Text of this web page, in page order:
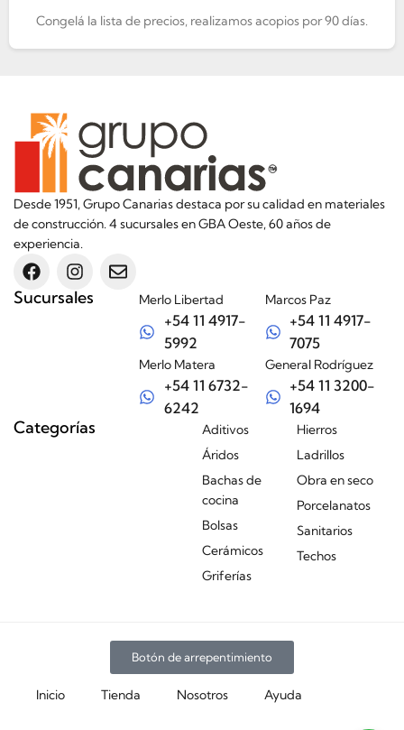
Congelá la lista de precios, realizamos acopios por 90 días.
Desde 1951, Grupo Canarias destaca por su calidad en materiales
de construcción. 4 sucursales en GBA Oeste, 60 años de
experiencia.
Sucursales Merlo Libertad
+54 11 4917-
5992
Merlo Matera
+54 11 6732-
6242
Marcos Paz
+54 11 4917-
7075
General Rodríguez
+54 11 3200-
1694
Categorías
Aditivos
Áridos
Bachas de
cocina
Bolsas
Cerámicos
Griferías
Hierros
Ladrillos
Obra en seco
Porcelanatos
Sanitarios
Techos
Botón de arrepentimiento
Inicio Tienda Nosotros Ayuda